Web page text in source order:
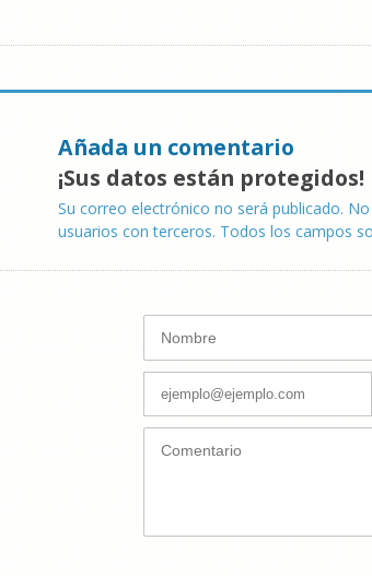
Añada un comentario
¡Sus datos están protegidos!
Su correo electrónico no será publicado.
usuarios con terceros. Todos los campos